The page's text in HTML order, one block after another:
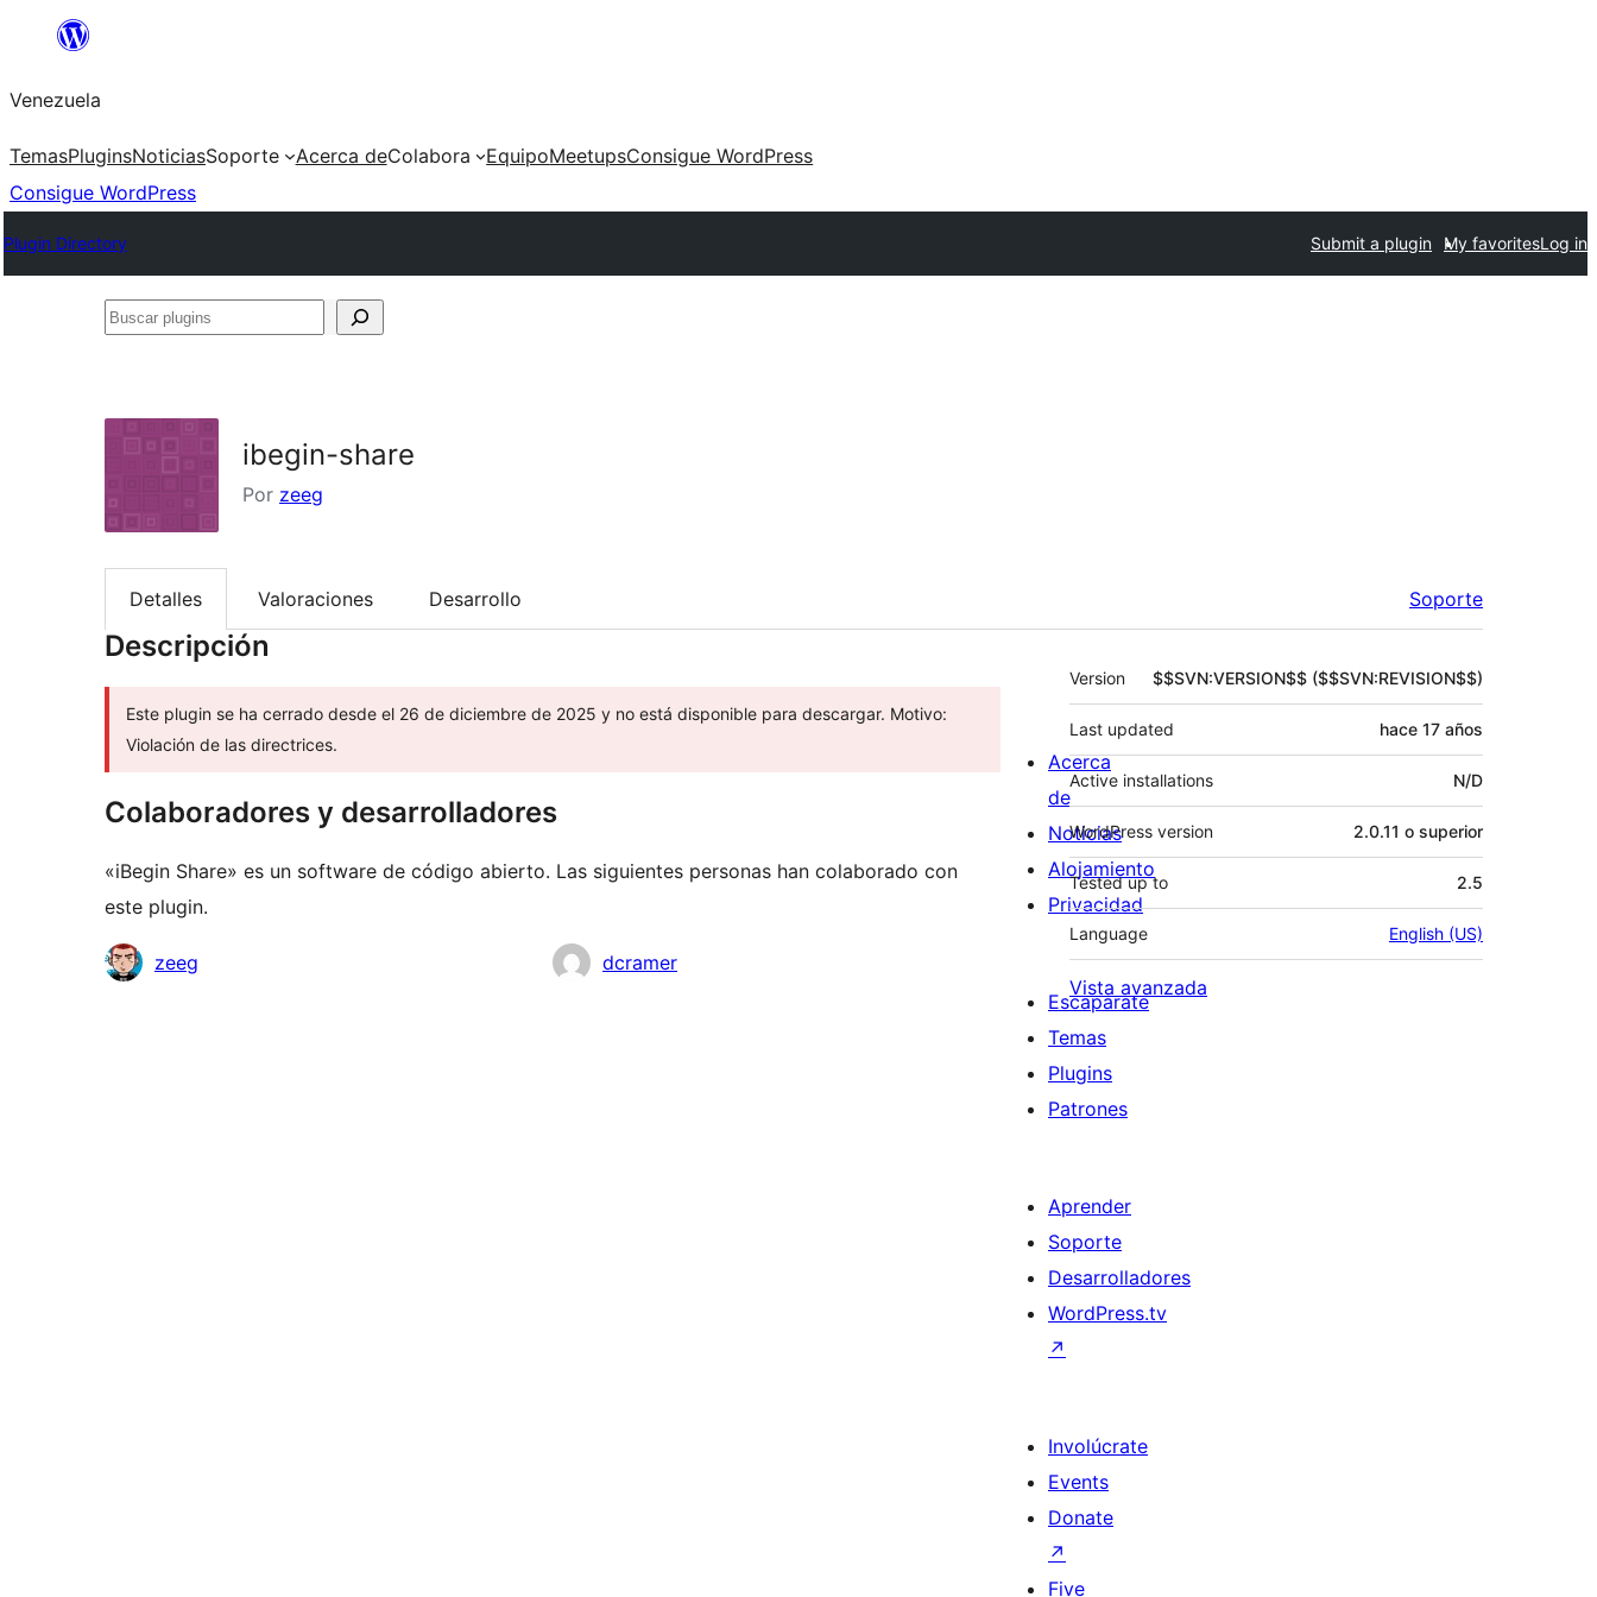
Saltar
contenido
Venezuela
TemasPluginsNoticiasSoporte Acerca deColabora EquipoMeetupsConsigue WordPress
Consigue WordPress
Plugin Directory Submit a plugin My favoritesLog in
Buscar
ibegin-share
Por zeeg
Detalles Valoraciones Desarrollo Soporte
Descripción
Este plugin se ha cerrado desde el 26 de diciembre de 2025 y no está disponible para descargar. Motivo:
Violación de las directrices.
Colaboradores y desarrolladores
«iBegin Share» es un software de código abierto. Las siguientes personas han colaborado con
este plugin.
Colaboradores
zeeg dcramer
Meta
Version $$SVN:VERSION$$ ($$SVN:REVISION$$)
Last updated hace 17 años
Active installations N/D
WordPress version 2.0.11 o superior
Tested up to 2.5
Language English (US)
Vista avanzada
Acerca
de
Noticias
Alojamiento
Privacidad
Escaparate
Temas
Plugins
Patrones
Aprender
Soporte
Desarrolladores
WordPress.tv
↗
Involúcrate
Events
Donate
↗
Five